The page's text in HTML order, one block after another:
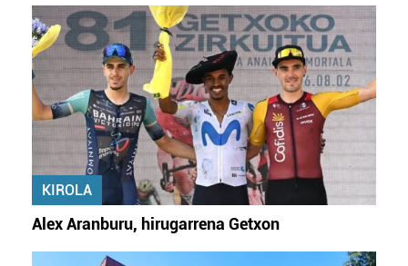
KIROLA
Alex Aranburu, hirugarrena Getxon